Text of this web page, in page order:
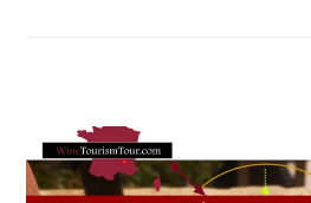
OENOTOURISME,
PARTENAIRES
VIN
WINE
TASTING